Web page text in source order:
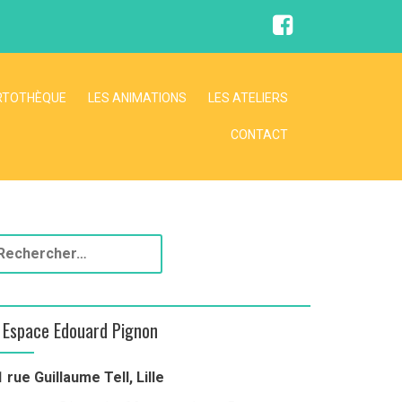
F
a
LES ANIMATIONS LES ATELIERS
CONTACT
Espace Edouard Pignon
rue Guillaume Tell, Lille